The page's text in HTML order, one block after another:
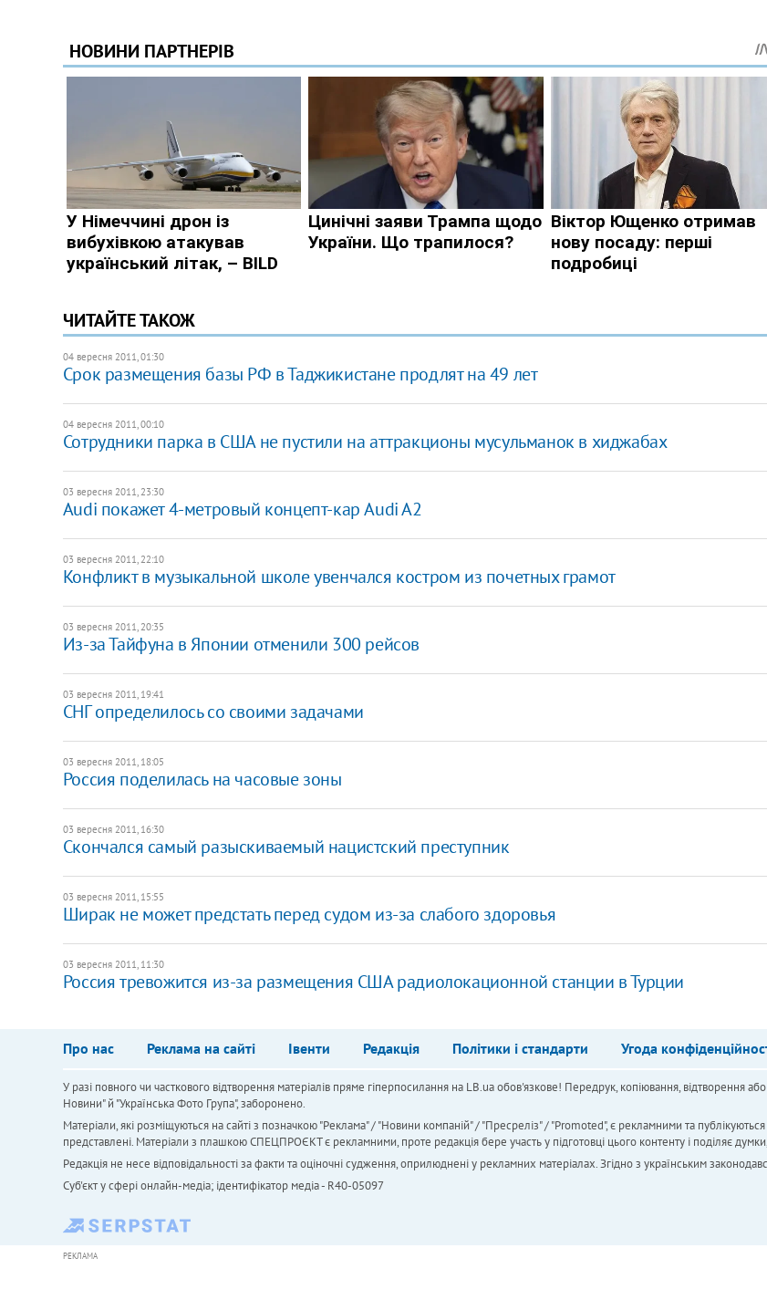
ЧИТАЙТЕ ТАКОЖ
04 вересня 2011, 01:30
Срок размещения базы РФ в Таджикистане продлят на 49 лет
04 вересня 2011, 00:10
Сотрудники парка в США не пустили на аттракционы мусульманок в хиджабах
03 вересня 2011, 23:30
Audi покажет 4-метровый концепт-кар Audi A2
03 вересня 2011, 22:10
Конфликт в музыкальной школе увенчался костром из почетных грамот
03 вересня 2011, 20:35
Из-за Тайфуна в Японии отменили 300 рейсов
03 вересня 2011, 19:41
СНГ определилось со своими задачами
03 вересня 2011, 18:05
Россия поделилась на часовые зоны
03 вересня 2011, 16:30
Скончался самый разыскиваемый нацистский преступник
03 вересня 2011, 15:55
Ширак не может предстать перед судом из-за слабого здоровья
03 вересня 2011, 11:30
Россия тревожится из-за размещения США радиолокационной станции в Турции
Про нас Реклама на сайті Івенти Редакція Політики і стандарти Угода
У разі повного чи часткового відтворення матеріалів пряме гіперпосилання на LB.ua обов'язкове! Передрук, копіювання, відтворення
Новини" й "Українська Фото Група", заборонено.
Матеріали, які розміщуються на сайті з позначкою "Реклама" / "Новини компаній" / "Пресреліз" / "Promoted", є рекламними та
представлені. Матеріали з плашкою СПЕЦПРОЄКТ є рекламними, проте редакція бере участь у підготовці цього контенту і поділяє
Редакція не несе відповідальності за факти та оціночні судження, оприлюднені у рекламних матеріалах. Згідно з українським
Cуб'єкт у сфері онлайн-медіа; ідентифікатор медіа - R40-05097
РЕКЛАМА